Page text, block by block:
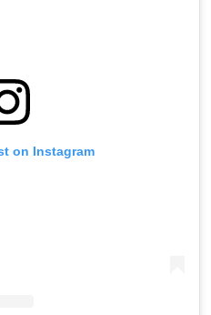
on Instagram